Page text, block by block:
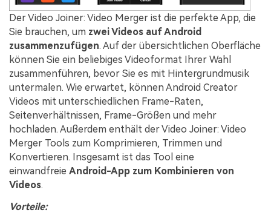
Der Video Joiner: Video Merger ist die perfekte App, die
Sie brauchen, um zwei Videos auf Android
zusammenzufügen. Auf der übersichtlichen Oberfläche
können Sie ein beliebiges Videoformat Ihrer Wahl
zusammenführen, bevor Sie es mit Hintergrundmusik
untermalen. Wie erwartet, können Android Creator
Videos mit unterschiedlichen Frame-Raten,
Seitenverhältnissen, Frame-Größen und mehr
hochladen. Außerdem enthält der Video Joiner: Video
Merger Tools zum Komprimieren, Trimmen und
Konvertieren. Insgesamt ist das Tool eine
einwandfreie Android-App zum Kombinieren von
Videos.
Vorteile: